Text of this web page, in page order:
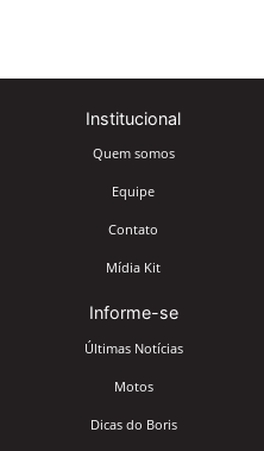
Institucional
Quem somos
Equipe
Contato
Mídia Kit
Informe-se
Últimas Notícias
Motos
Dicas do Boris